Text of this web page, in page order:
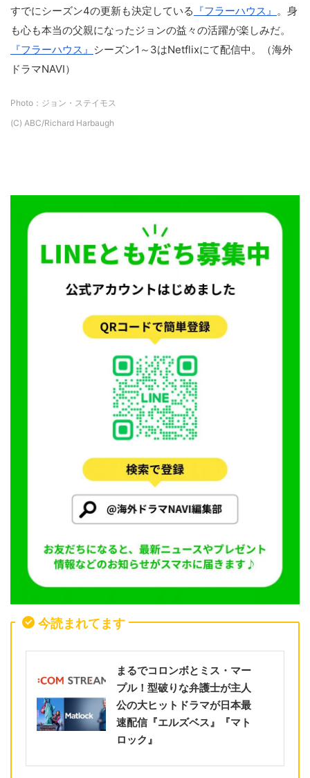
すでにシーズン4の更新も決定している 『フラーハウス』 。身
も心も本当の父親になったジョンの益々の活躍が楽しみだ。
『フラーハウス』 シーズン1～3はNetflixにて配信中。（海外
ドラマNAVI）
Photo：ジョン・ステイモス
(C) ABC/Richard Harbaugh
今読まれてます
まるでコロンボとミス・マー
プル！型破りな弁護士が主人
公の大ヒットドラマが日本最
速配信『エルズベス』『マト
ロック』